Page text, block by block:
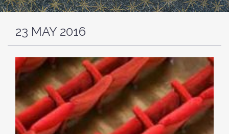
23 MAY 2016